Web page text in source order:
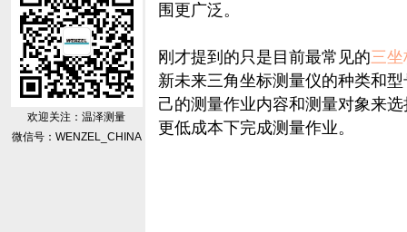
欢迎关注：温泽测量
微信号：WENZEL_CHINA
围更广泛。
刚才提到的只是目前最常见的三
新未来三角坐标测量仪的种类和
己的测量作业内容和测量对象来
更低成本下完成测量作业。